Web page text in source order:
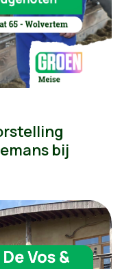
bij